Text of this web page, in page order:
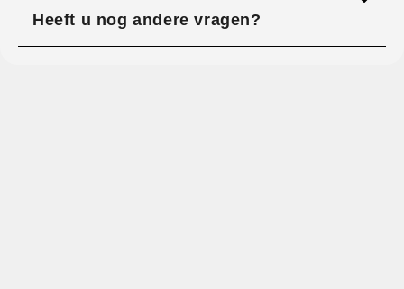
Heeft u nog andere vragen?